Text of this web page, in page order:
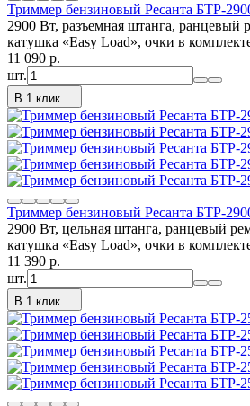
Триммер бензиновый Ресанта БТР-
2900 Вт, разъемная штанга, ранцевый
катушка «Easy Load», очки в
11 090 p.
шт.
В 1 клик
Триммер бензиновый Ресанта БТР-
2900 Вт, цельная штанга, ранцевый
катушка «Easy Load», очки в
11 390 p.
шт.
В 1 клик